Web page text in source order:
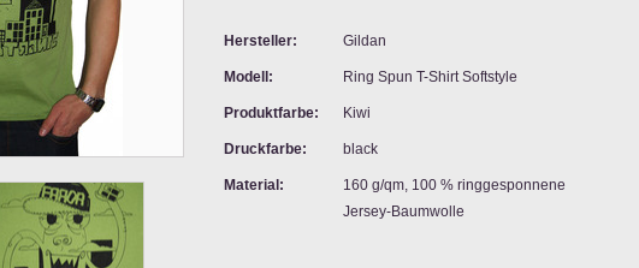
Hersteller: Gildan
Modell: Ring Spun T-Shirt Softstyle
Produktfarbe: Kiwi
Druckfarbe: black
Material:
160 g/qm, 100 % ringgesponnene
Jersey-Baumwolle